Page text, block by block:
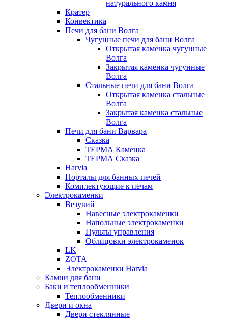
натурального камня
Кратер
Конвектика
Печи для бани Волга
Чугунные печи для бани Волга
Открытая каменка чугунные
Волга
Закрытая каменка чугунные
Волга
Стальные печи для бани Волга
Открытая каменка стальные
Волга
Закрытая каменка стальные
Волга
Печи для бани Варвара
Сказка
ТЕРМА Каменка
ТЕРМА Сказка
Harvia
Порталы для банных печей
Комплектующие к печам
Электрокаменки
Везувий
Навесные электрокаменки
Напольные электрокаменки
Пульты управления
Облицовки электрокаменок
LK
ZOTA
Электрокаменки Harvia
Камни для бани
Баки и теплообменники
Теплообменники
Двери и окна
Двери стеклянные